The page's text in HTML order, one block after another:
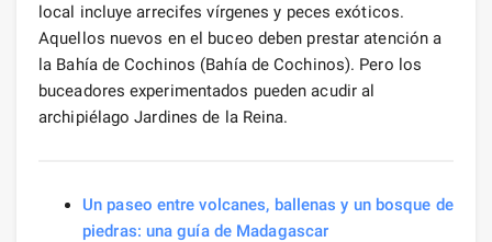
local incluye arrecifes vírgenes y peces exóticos.
Aquellos nuevos en el buceo deben prestar atención a
la Bahía de Cochinos (Bahía de Cochinos). Pero los
buceadores experimentados pueden acudir al
archipiélago Jardines de la Reina.
Un paseo entre volcanes, ballenas y un bosque de
piedras: una guía de Madagascar